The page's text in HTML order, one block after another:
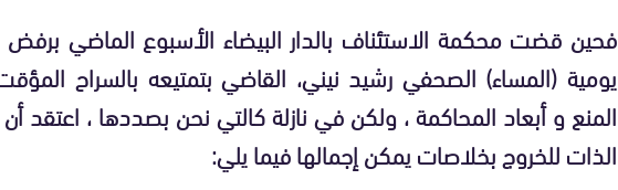
فحين قضت محكمة الاستئناف بالدار البيضاء الأسبوع الماضي
يومية (المساء) الصحفي رشيد نيني، القاضي بتمتيعه بالسراح
المنع و أبعاد المحاكمة ، ولكن في نازلة كالتي نحن بصددها ، اعتقد
الذات للخروج بخلاصات يمكن إجمالها فيما يلي: